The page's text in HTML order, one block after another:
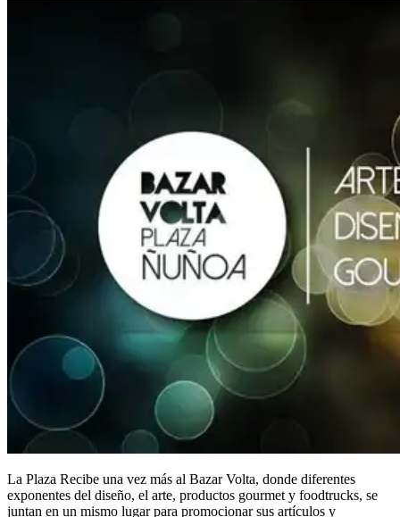
La Plaza Recibe una vez más al Bazar Volta, donde diferentes
exponentes del diseño, el arte, productos gourmet y foodtrucks, se
juntan en un mismo lugar para promocionar sus artículos y